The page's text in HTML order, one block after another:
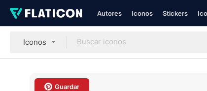
Autores Iconos Stickers
Iconos
Guardar